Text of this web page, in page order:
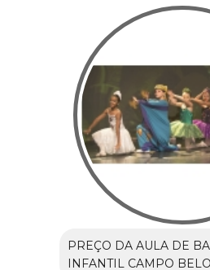
PREÇO DA AULA DE
INFANTIL CAMPO BELO